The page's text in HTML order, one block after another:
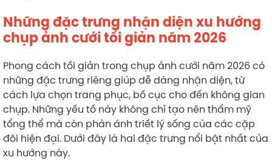
Những đặc trưng nhận diện xu hướng
chụp ảnh cưới tối giản năm 2026
Phong cách tối giản trong chụp ảnh cưới năm 2026 có
những đặc trưng riêng giúp dễ dàng nhận diện, từ
cách lựa chọn trang phục, bố cục cho đến không gian
chụp. Những yếu tố này không chỉ tạo nên thẩm mỹ
tổng thể mà còn phản ánh triết lý sống của các cặp
đôi hiện đại. Dưới đây là hai đặc trưng nổi bật nhất của
xu hướng này.